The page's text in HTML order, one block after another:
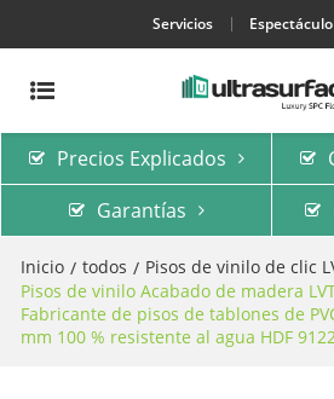
Servicios
Precios Explicados
Garantías
Inicio / todos / Pisos de vinilo de clic
Pisos de vinilo Acabado de madera
Fabricante de pisos de tablones de
mm 100 % resistente al agua HDF